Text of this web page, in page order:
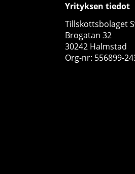
4 x SOLID
SOLID Nutrition
0
Yrityksen tiedot
Tillskottsbolaget
Brogatan 32
30242 Halmstad
Org-nr: 556899-